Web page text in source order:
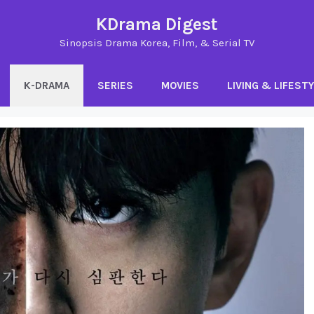
KDrama Digest
Sinopsis Drama Korea, Film, & Serial TV
K-DRAMA SERIES MOVIES LIVING &